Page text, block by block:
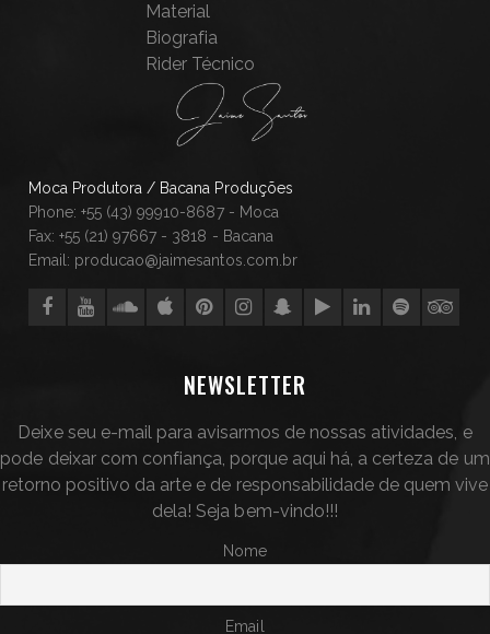
Material
Biografia
Rider Técnico
Moca Produtora / Bacana Produções
Phone: +55 (43) 99910-8687 - Moca
Fax: +55 (21) 97667 - 3818 - Bacana
Email: producao@jaimesantos.com.br
NEWSLETTER
Deixe seu e-mail para avisarmos de nossas atividades, e
pode deixar com confiança, porque aqui há, a certeza de um
retorno positivo da arte e de responsabilidade de quem vive
dela! Seja bem-vindo!!!
Nome
Email